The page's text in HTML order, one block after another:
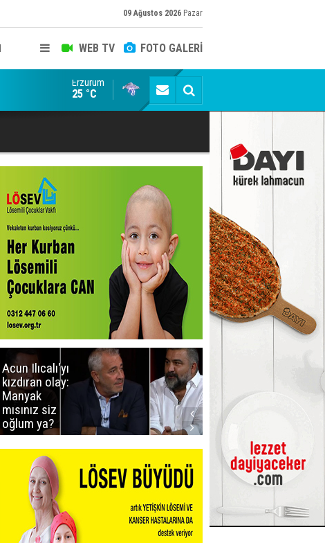
09 Ağustos 2026 Pazar
WEB TV FOTO GALERİ
ADALET BAKANI AKIN GÜRLEK'E AÇIK İHBAR!
Erzurum
25 °C
Acun Ilıcalı'yı
kızdıran olay:
Manyak
mısınız siz
oğlum ya?
buluşma